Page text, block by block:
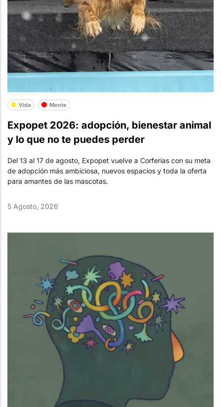
Vida Mente
Expopet 2026: adopción, bienestar animal
y lo que no te puedes perder
Del 13 al 17 de agosto, Expopet vuelve a Corferias con su meta
de adopción más ambiciosa, nuevos espacios y toda la oferta
para amantes de las mascotas.
5 Agosto, 2026